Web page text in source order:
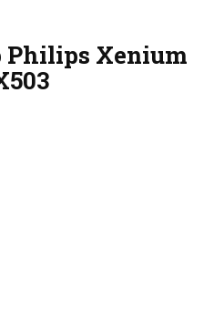
Philips Xenium